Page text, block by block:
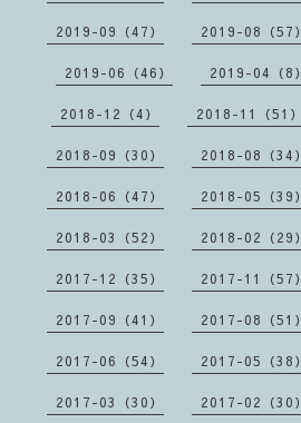
2019-09（47） 2019-08（57）
2019-06（46） 2019-04（8）
2018-12（4） 2018-11（51）
2018-09（30） 2018-08（34）
2018-06（47） 2018-05（39）
2018-03（52） 2018-02（29）
2017-12（35） 2017-11（57）
2017-09（41） 2017-08（51）
2017-06（54） 2017-05（38）
2017-03（30） 2017-02（30）